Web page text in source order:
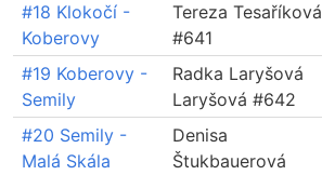
#18 Klokočí -
Koberovy
Tereza Tesaříková
#641
#19 Koberovy -
Semily
Radka Laryšová
Laryšová #642
#20 Semily -
Malá Skála
Denisa
Štukbauerová